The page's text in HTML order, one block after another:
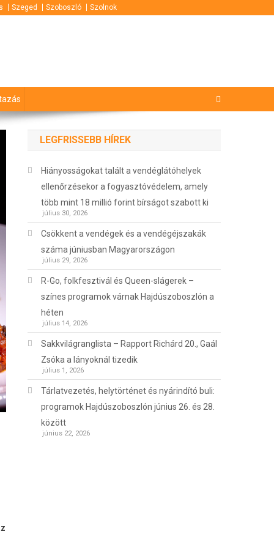
Szeged Szoboszló Szolnok
LEGFRISSEBB HÍREK
Hiányosságokat talált a vendéglátóhelyek
ellenőrzésekor a fogyasztóvédelem, amely
több mint 18 millió forint bírságot szabott ki
július 30, 2026
Csökkent a vendégek és a vendégéjszakák
száma júniusban Magyarországon
július 29, 2026
R-Go, folkfesztivál és Queen-slágerek –
színes programok várnak Hajdúszoboszlón a
héten
július 14, 2026
Sakkvilágranglista – Rapport Richárd 20., Gaál
Zsóka a lányoknál tizedik
július 1, 2026
Tárlatvezetés, helytörténet és nyárindító buli:
programok Hajdúszoboszlón június 26. és 28.
között
június 22, 2026